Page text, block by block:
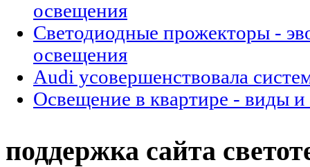
освещения
Cветодиодные прожекторы -
освещения
Audi усовершенствовала
Освещение в квартире - виды и
поддержка сайта